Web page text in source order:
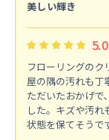
美しい輝き
5.0
フローリングのク
屋の隅の汚れも丁
ただいたおかげで
した。キズや汚
状態を保てそうで